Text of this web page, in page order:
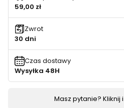
59,00 zł
Zwrot
30 dni
Czas dostawy
Wysyłka 48H
Masz pytanie? Kliknij